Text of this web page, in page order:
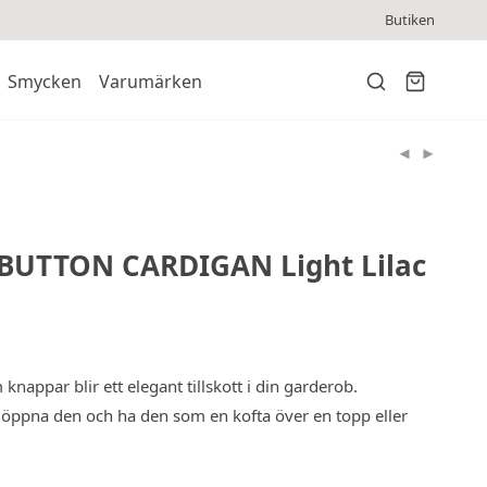
Butiken
Smycken Varumärken
CARDIGAN Light Lilac
knappar blir ett elegant tillskott i din garderob.
den och ha den som en kofta över en topp eller